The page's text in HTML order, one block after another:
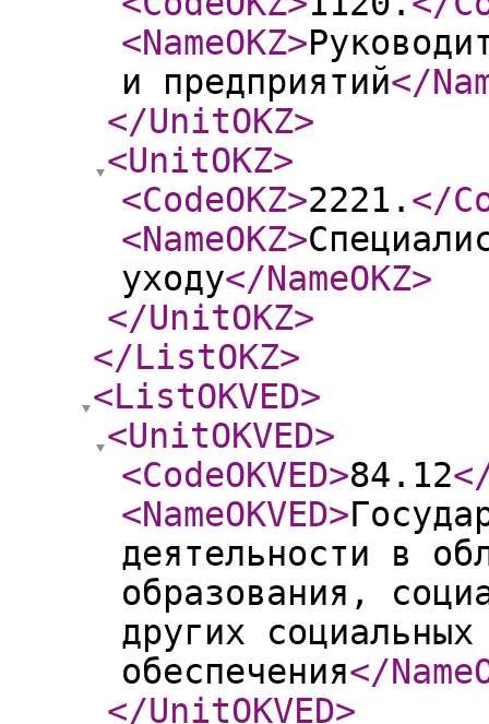
<NameOKZ>
и предприятий</
</UnitOKZ>
<UnitOKZ>
<CodeOKZ>2221. </
<NameOKZ>
уходу</NameOKZ>
</UnitOKZ>
</ListOKZ>
<ListOKVED>
<UnitOKVED>
<CodeOKVED>84.12
<NameOKVED>
деятельности в
образования,
других
обеспечения</
</UnitOKVED>